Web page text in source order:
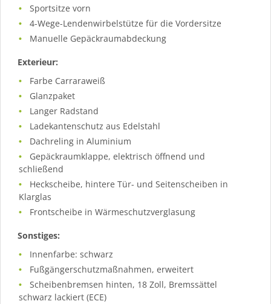
Sportsitze vorn
4-Wege-Lendenwirbelstütze für die Vordersitze
Manuelle Gepäckraumabdeckung
Exterieur:
Farbe Carraraweiß
Glanzpaket
Langer Radstand
Ladekantenschutz aus Edelstahl
Dachreling in Aluminium
Gepäckraumklappe, elektrisch öffnend und
schließend
Heckscheibe, hintere Tür- und Seitenscheiben in
Klarglas
Frontscheibe in Wärmeschutzverglasung
Sonstiges:
Innenfarbe: schwarz
Fußgängerschutzmaßnahmen, erweitert
Scheibenbremsen hinten, 18 Zoll, Bremssättel
schwarz lackiert (ECE)